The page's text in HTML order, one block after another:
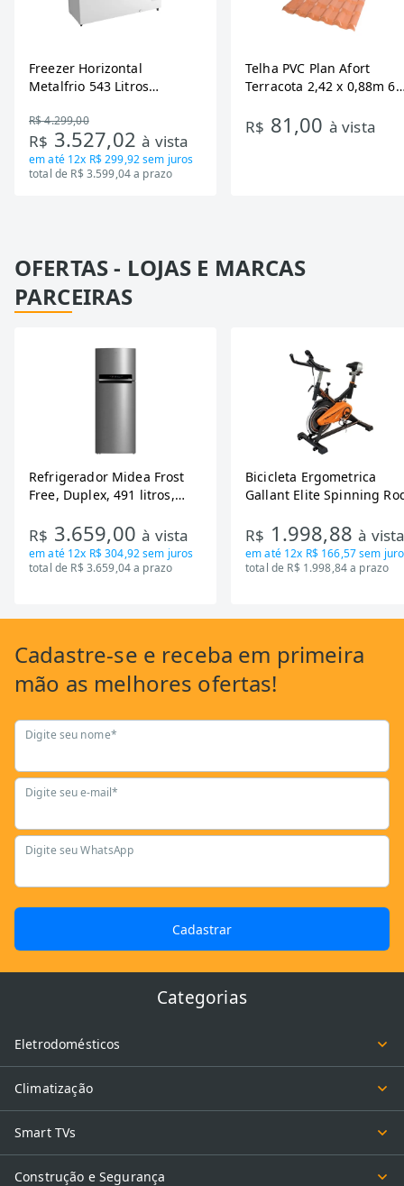
Freezer Horizontal
Metalfrio 543 Litros
Tecnologia Inverter, Branco,
Bivolt
R$ 4.299,00
R$ 3.527,02à vista
em até 12x R$ 299,92sem juros
total de R$ 3.599,04 a prazo
Telha PVC Plan Afort
Terracota 2,42 x 0,88m 6
R$ 81,00 à vista
OFERTAS - LOJAS E MARCAS
PARCEIRAS
Refrigerador Midea Frost
Free, Duplex, 491 litros,
RT650EVK463)
R$ 3.659,00à vista
em até 12x R$ 304,92sem juros
total de R$ 3.659,04 a prazo
Bicicleta Ergometrica
Gallant Elite Spinning
Mecanica GSB13HBTA-PT
R$ 1.998,88à
em até 12x R$ 166,57sem
total de R$ 1.998,84 a prazo
Cadastre-se e receba em primeira
mão as melhores ofertas!
Digite seu nome*
Digite seu e-mail*
Digite seu WhatsApp
Cadastrar
Categorias
Eletrodomésticos
Climatização
Smart TVs
Construção e Segurança